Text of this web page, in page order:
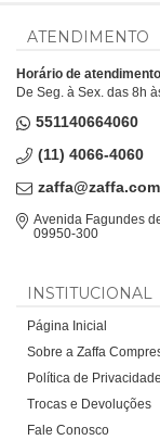
ATENDIMENTO
Horário de
De Seg. à Sex. das 8h
551140664060
(11) 4066-4060
Avenida Fagundes
09950-300
INSTITUCIONAL
Página Inicial
Sobre a Zaffa
Política de Privacidade
Trocas e Devoluções
Fale Conosco